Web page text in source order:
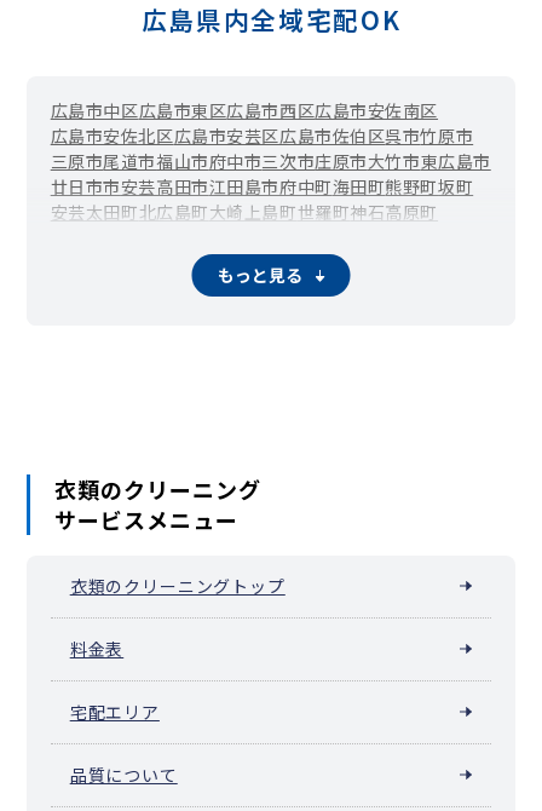
広島県内全域宅配OK
広島市中区広島市東区広島市西区広島市安佐南区
広島市安佐北区広島市安芸区広島市佐伯区呉市竹原市
三原市尾道市福山市府中市三次市庄原市大竹市東広島市
廿日市市安芸高田市江田島市府中町海田町熊野町坂町
安芸太田町北広島町大崎上島町世羅町神石高原町
もっと見る
衣類のクリーニング
サービスメニュー
衣類のクリーニングトップ
料金表
宅配エリア
品質について